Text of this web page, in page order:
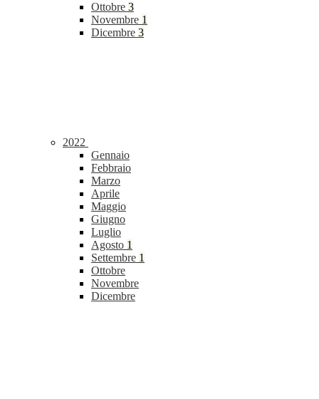
Ottobre 3
Novembre 1
Dicembre 3
2022
Gennaio
Febbraio
Marzo
Aprile
Maggio
Giugno
Luglio
Agosto 1
Settembre 1
Ottobre
Novembre
Dicembre